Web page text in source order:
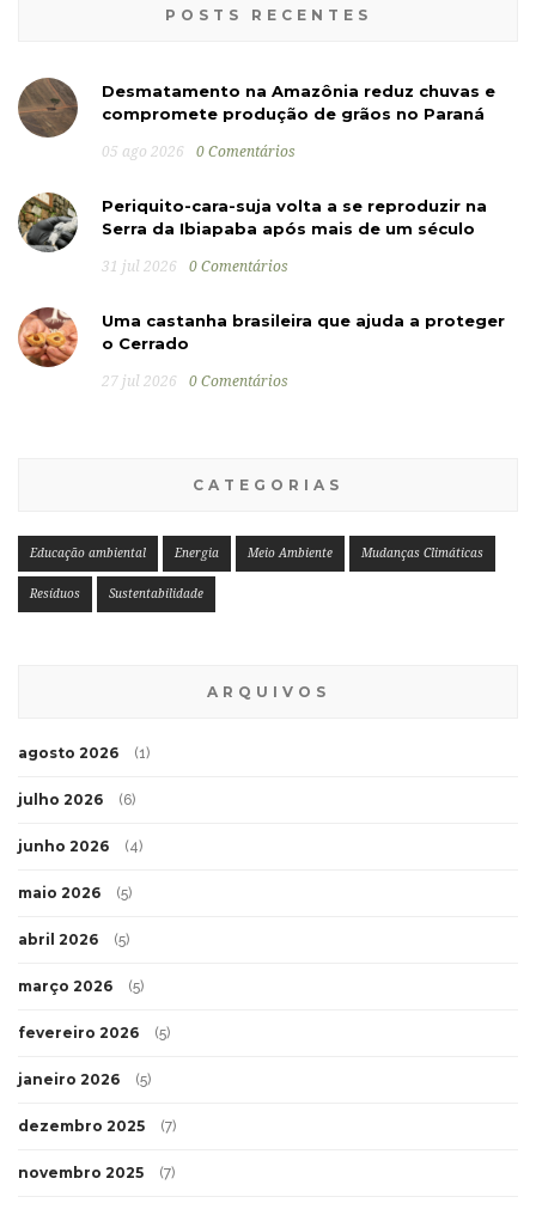
POSTS RECENTES
Desmatamento na Amazônia reduz chuvas e
compromete produção de grãos no Paraná
05 ago 2026 0 Comentários
Periquito-cara-suja volta a se reproduzir na
Serra da Ibiapaba após mais de um século
31 jul 2026 0 Comentários
Uma castanha brasileira que ajuda a proteger
o Cerrado
27 jul 2026 0 Comentários
CATEGORIAS
Educação ambiental Energia Meio Ambiente Mudanças Climáticas
Resíduos Sustentabilidade
ARQUIVOS
agosto 2026 (1)
julho 2026 (6)
junho 2026 (4)
maio 2026 (5)
abril 2026 (5)
março 2026 (5)
fevereiro 2026 (5)
janeiro 2026 (5)
dezembro 2025 (7)
novembro 2025 (7)